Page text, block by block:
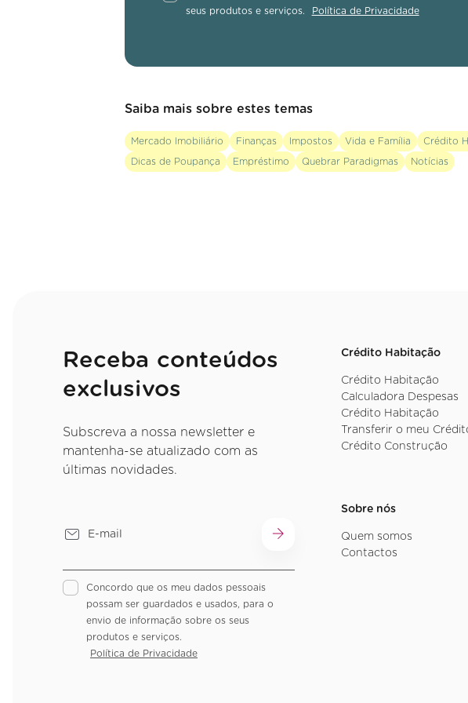
seus produtos e serviços. Política de Privacidade
Saiba mais sobre estes temas
Mercado Imobiliário Finanças Impostos Vida e Família Crédito
Dicas de Poupança Empréstimo Quebrar Paradigmas Notícias
Receba conteúdos
exclusivos
Subscreva a nossa newsletter e
mantenha-se atualizado com as
últimas novidades.
Concordo que os meu dados pessoais
possam ser guardados e usados, para o
envio de informação sobre os seus
produtos e serviços.
Política de Privacidade
Crédito Habitação
Crédito Habitação
Calculadora Despesas
Crédito Habitação
Transferir o meu
Crédito Construção
Sobre nós
Quem somos
Contactos